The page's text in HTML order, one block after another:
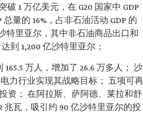
破 1 万亿美元，在 G20 国家中 GDP
量的 16%，占非石油活动 GDP 的
特里亚尔，其中非石油商品出口和
到 1,200 亿沙特里亚尔；
万人，增加了 26.6 万多人； 沙
力行业实现其战略目标； 五项可再
资； 在阿拉斯、萨阿德、莱拉和舒
瓦，吸引约 90 亿沙特里亚尔的投